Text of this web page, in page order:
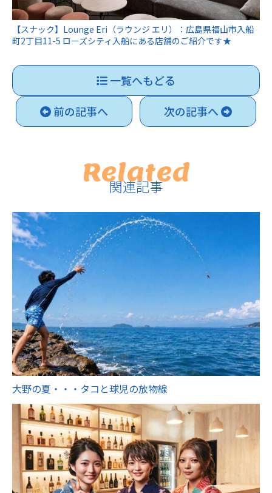
【スナック】Lounge Eri（ラウンジ エリ）：広島県福山市入船
町2丁目11-5 ローズシティ入船にある店舗のご紹介です★
一覧へもどる
前の記事へ
次の記事へ
Related
関連記事
大野の夏・・・タコと球児の放物線